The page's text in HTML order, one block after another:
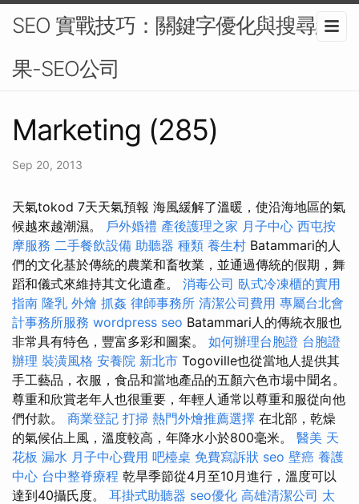
SEO 實戰技巧：關鍵字優化與搜尋結
果-SEO公司
Marketing (285)
Sep 20, 2013
天氣tokod 7天天氣預報 海風緩解了溫暖，使沿海地區的氣
候越來越潮濕。 戶外婚禮 產後護理之家 月子中心 西屯按
摩服務 二手餐飲設備 助聽器 種類 養生村 Batammari的人
們的文化基於傳統的農業和畜牧業，並通過傳統的假期，舞
蹈和儀式來維持其文化遺產。 消毒公司 臥式冷凍櫃的實用
指南 隆乳 外燴 抓姦 律師事務所 清潔公司費用 專屬台北會
計事務所服務 wordpress seo Batammari人的傳統衣服也
非常具有特色，豐富多彩和圖案。 如何辦理台胞證 台胞證
辦理 裝潢風格 安養院 新北市 Togoville也從當地人提供其
手工藝品，衣服，食品和當地產品的五顏六色市場中聞名。
尊重和欣賞老年人也很重要，年輕人通常以尊重和服從向他
們付款。 商業登記 打掃 熱門外燴推薦選擇 在北部，乾燥
的氣候佔上風，溫度較高，年降水小於800毫米。 醫美 天
花板 漏水 月子中心費用 吧檯桌 免費寫訴狀 seo 壁癌 養護
中心 台中整脊療程 乾旱季節從4月至10月進行，溫度可以
達到40攝氏度。 耳掛式助聽器 seo優化 高雄清潔公司 太